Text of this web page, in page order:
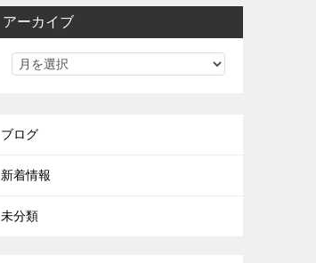
アーカイブ
ブログ
新着情報
未分類